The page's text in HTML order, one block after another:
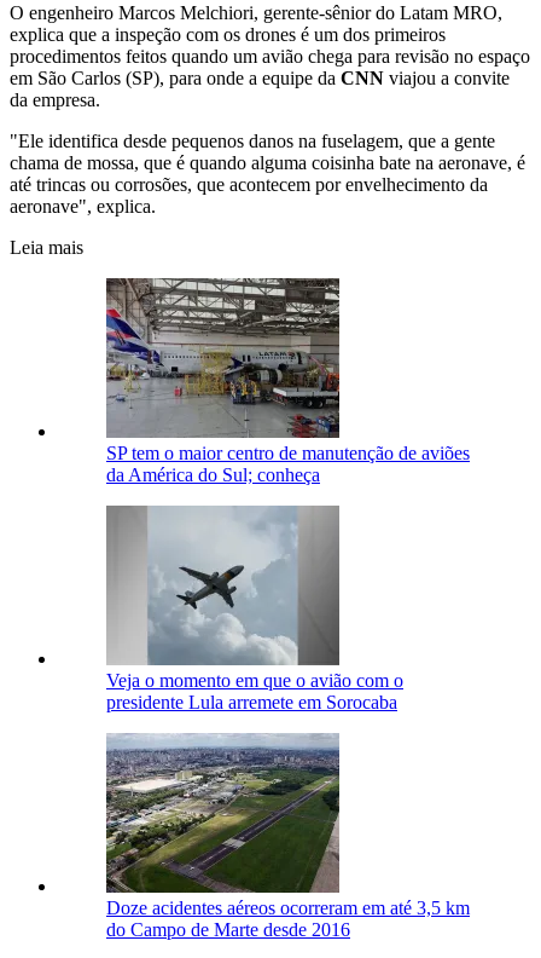
O engenheiro Marcos Melchiori, gerente-sênior do Latam MRO,
explica que a inspeção com os drones é um dos primeiros
procedimentos feitos quando um avião chega para revisão no espaço
em São Carlos (SP), para onde a equipe da CNN viajou a convite
da empresa.
"Ele identifica desde pequenos danos na fuselagem, que a gente
chama de mossa, que é quando alguma coisinha bate na aeronave, é
até trincas ou corrosões, que acontecem por envelhecimento da
aeronave", explica.
Leia mais
SP tem o maior centro de manutenção de aviões
da América do Sul; conheça
Veja o momento em que o avião com o
presidente Lula arremete em Sorocaba
Doze acidentes aéreos ocorreram em até 3,5 km
do Campo de Marte desde 2016